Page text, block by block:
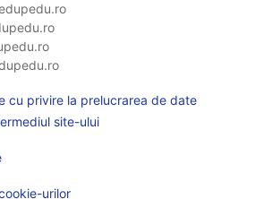
cu privire la prelucrarea de date
site-ului
urilor